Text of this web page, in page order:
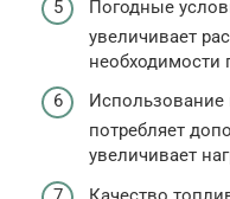
Погодные
увеличивает
необходимости
потребляет
увеличивает